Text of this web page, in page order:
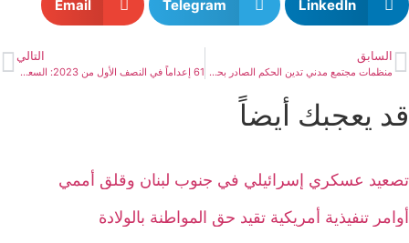
LinkedIn
Telegram
Email
السابق
منظمات مجتمع مدني تدين الحكم الصادر بحق الأكاديمي والباحث المصري باتريك جورج زكي
التالي
61 إعداماً في النصف الأول من 2023: السعودية مصرّة على القتل
قد يعجبك أيضاً
تصعيد عسكري إسرائيلي في جنوب لبنان وقلق أممي
أوامر تنفيذية أمريكية تقيد حق المواطنة بالولادة